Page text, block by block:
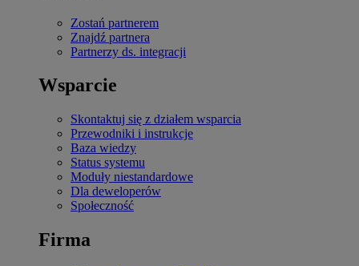
Zostań partnerem
Znajdź partnera
Partnerzy ds. integracji
Wsparcie
Skontaktuj się z działem wsparcia
Przewodniki i instrukcje
Baza wiedzy
Status systemu
Moduły niestandardowe
Dla deweloperów
Społeczność
Firma